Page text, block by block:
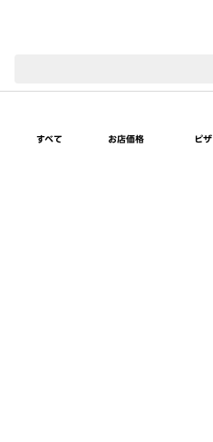
すべて お店価格 ピザ